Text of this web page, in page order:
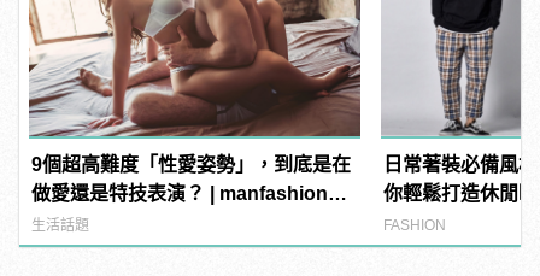
9個超高難度「性愛姿勢」，到底是在
做愛還是特技表演？ | manfashion這
樣變型男
生活話題
日常著裝必備風
你輕鬆打造休閒
FASHION